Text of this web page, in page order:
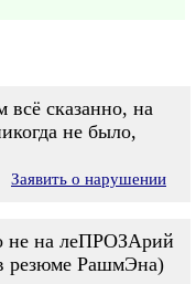
всё сказанно, на
не было,
Заявить о нарушении
не на леПРОЗАрий
резюме РашмЭна)